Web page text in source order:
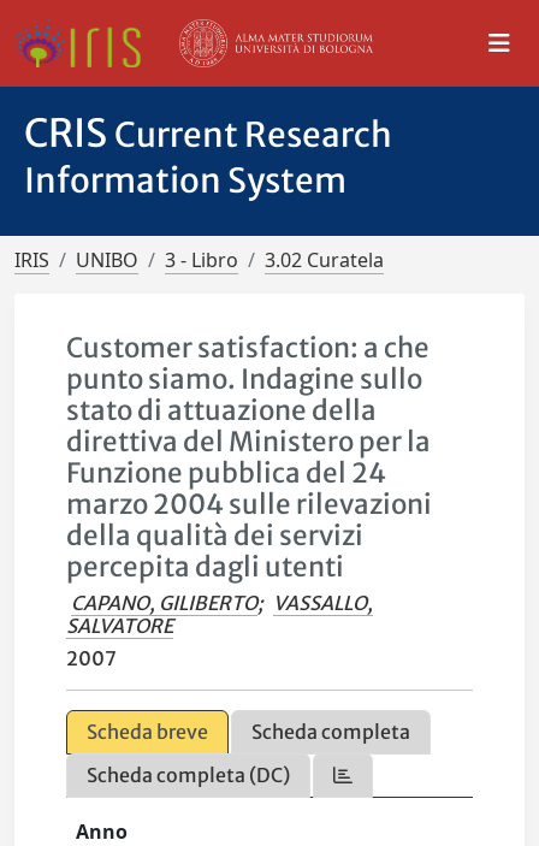
CRIS Current Research
Information System
IRIS UNIBO 3 - Libro 3.02 Curatela
Customer satisfaction: a che
punto siamo. Indagine sullo
stato di attuazione della
direttiva del Ministero per la
Funzione pubblica del 24
marzo 2004 sulle rilevazioni
della qualità dei servizi
percepita dagli utenti
CAPANO, GILIBERTO; VASSALLO,
SALVATORE
2007
Scheda breve
Scheda completa
Scheda completa (DC)
Anno